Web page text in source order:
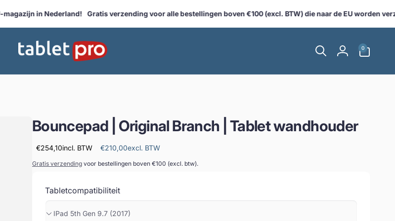
in Nederland! Gratis verzending voor alle bestellingen boven €100 (excl. BTW) die naar de EU worden
Inloggen
0
artikelen
Bouncepad | Original Branch | Tablet wandhouder
€254,10incl. BTW €210,00excl. BTW
Gratis verzendingvoor bestellingen boven €100 (excl. btw).
Tabletcompatibiliteit